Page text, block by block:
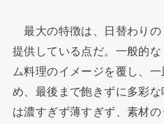
最大の特徴は、日替わりの
提供している点だ。一般的
ム料理のイメージを覆し、
め、最後まで飽きずに多彩
は濃すぎず薄すぎず、素材